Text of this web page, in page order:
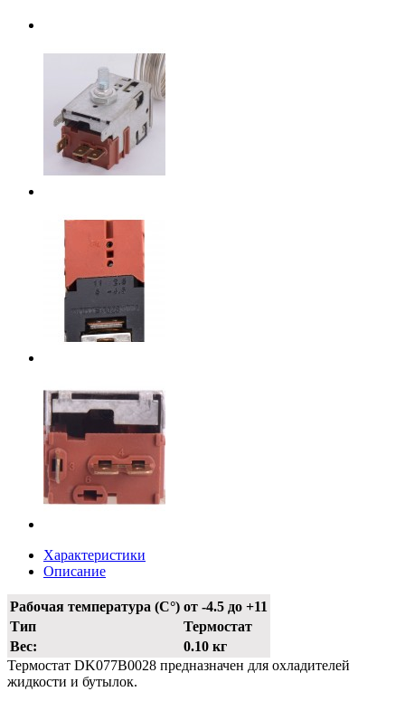
Характеристики
Описание
Рабочая температура (С°) от -4.5 до +11
Тип
Термостат
Вес:
0.10 кг
Термостат DK077B0028 предназначен для охладителей
жидкости и бутылок.